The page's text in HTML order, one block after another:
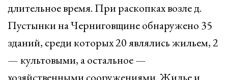
длительное время. При раскопках возле д.
Пустынки на Черниговщине обнаружено 35
зданий, среди которых 20 являлись жильем, 2
— культовыми, а остальное —